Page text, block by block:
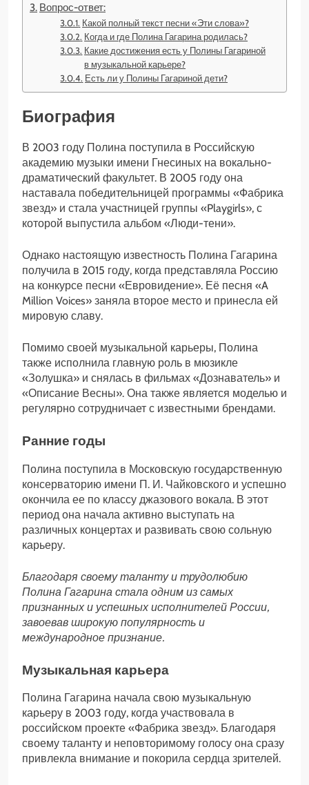
Вопрос-ответ:
Какой полный текст песни «Эти слова»?
Когда и где Полина Гагарина родилась?
Какие достижения есть у Полины Гагариной
в музыкальной карьере?
Есть ли у Полины Гагариной дети?
Биография
В 2003 году Полина поступила в Российскую
академию музыки имени Гнесиных на вокально-
драматический факультет. В 2005 году она
наставала победительницей программы «Фабрика
звезд» и стала участницей группы «Playgirls», с
которой выпустила альбом «Люди-тени».
Однако настоящую известность Полина Гагарина
получила в 2015 году, когда представляла Россию
на конкурсе песни «Евровидение». Её песня «A
Million Voices» заняла второе место и принесла ей
мировую славу.
Помимо своей музыкальной карьеры, Полина
также исполнила главную роль в мюзикле
«Золушка» и снялась в фильмах «Дознаватель» и
«Описание Весны». Она также является моделью и
регулярно сотрудничает с известными брендами.
Ранние годы
Полина поступила в Московскую государственную
консерваторию имени П. И. Чайковского и успешно
окончила ее по классу джазового вокала. В этот
период она начала активно выступать на
различных концертах и развивать свою сольную
карьеру.
Благодаря своему таланту и трудолюбию
Полина Гагарина стала одним из самых
признанных и успешных исполнителей России,
завоевав широкую популярность и
международное признание.
Музыкальная карьера
Полина Гагарина начала свою музыкальную
карьеру в 2003 году, когда участвовала в
российском проекте «Фабрика звезд». Благодаря
своему таланту и неповторимому голосу она сразу
привлекла внимание и покорила сердца зрителей.